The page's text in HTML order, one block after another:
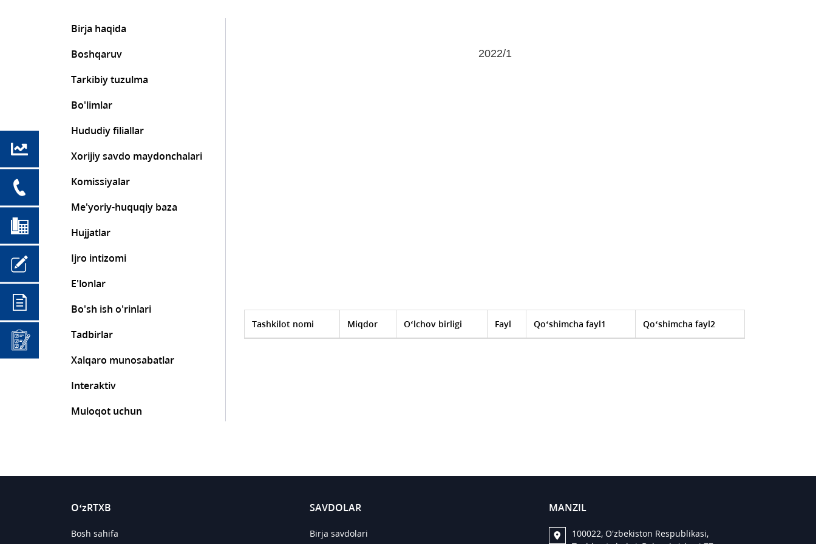
Birja haqida
Boshqaruv
Tarkibiy tuzulma
Bo'limlar
Hududiy filiallar
Xorijiy savdo maydonchalari
Komissiyalar
Me'yoriy-huquqiy baza
Hujjatlar
Ijro intizomi
E'lonlar
Bo'sh ish o'rinlari
Tadbirlar
Xalqaro munosabatlar
Interaktiv
Muloqot uchun
2022/1
Tashkilot nomi Miqdor O‘lchov birligi Fayl Qo‘shimcha fayl1 Qo‘shimcha fayl2
O‘zRTXB
Bosh sahifa
SAVDOLAR
Birja savdolari
MANZIL
100022, O'zbekiston Respublikasi,